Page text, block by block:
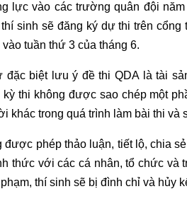
lực vào các trường quân đội
sinh sẽ đăng ký dự thi trên
tuần thứ 3 của tháng 6.
đặc biệt lưu ý đề thi QDA là tài
thi không được sao chép một
khác trong quá trình làm bài thi và
phép thảo luận, tiết lộ, chia
thức với các cá nhân, tổ chức và
thí sinh sẽ bị đình chỉ và hủy